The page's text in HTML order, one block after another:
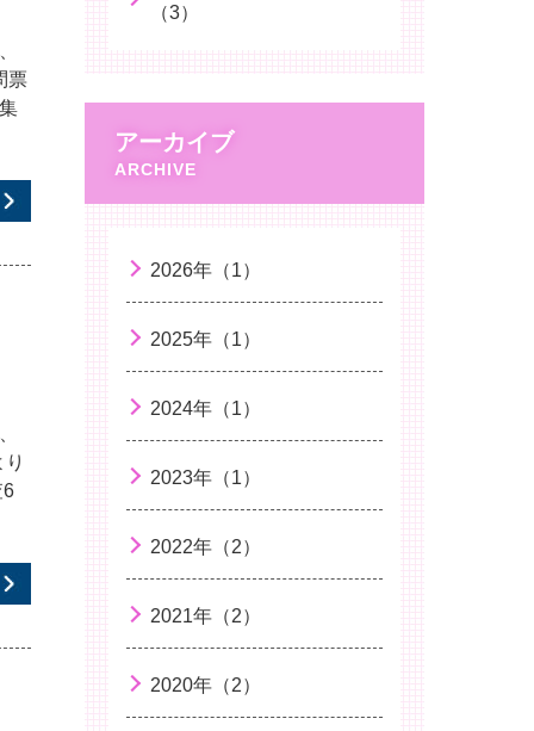
票
（3）
アーカイブ
2026年（1）
2025年（1）
2024年（1）
2023年（1）
2022年（2）
2021年（2）
2020年（2）